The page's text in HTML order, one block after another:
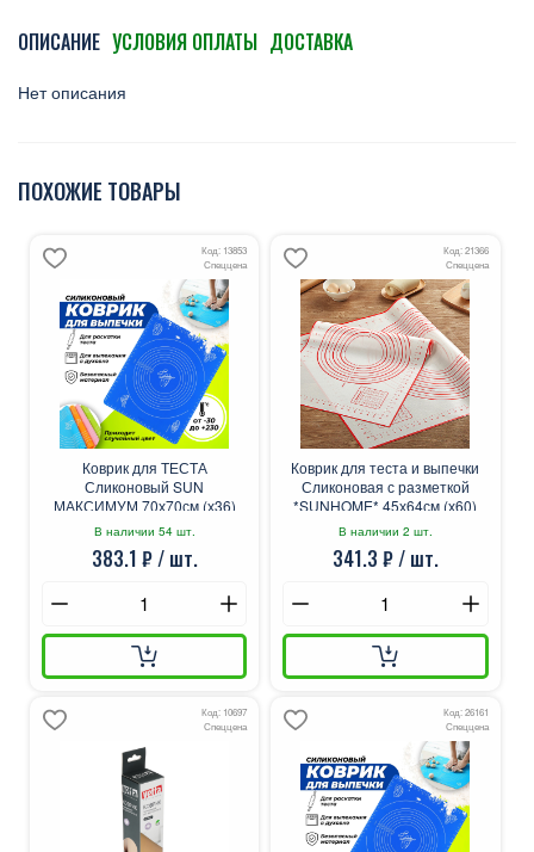
ОПИСАНИЕ УСЛОВИЯ ОПЛАТЫ ДОСТАВКА
Нет описания
ПОХОЖИЕ ТОВАРЫ
Код: 13853
Спеццена
Коврик для ТЕСТА
Сликоновый SUN
МАКСИМУМ 70х70см (х36)
В наличии 54 шт.
383.1 ₽ / шт.
Код: 21366
Спеццена
Коврик для теста и выпечки
Сликоновая с разметкой
*SUNHOME* 45х64см (х60)
В наличии 2 шт.
341.3 ₽ / шт.
Код: 10697
Спеццена
Код: 26161
Спеццена